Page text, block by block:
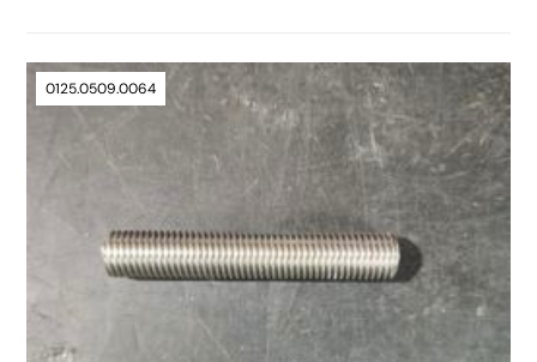
0125.0509.0064